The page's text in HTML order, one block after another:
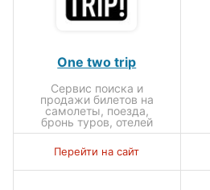
One two trip
Сервис поиска и
продажи билетов на
самолеты, поезда,
бронь туров, отелей
Перейти на сайт